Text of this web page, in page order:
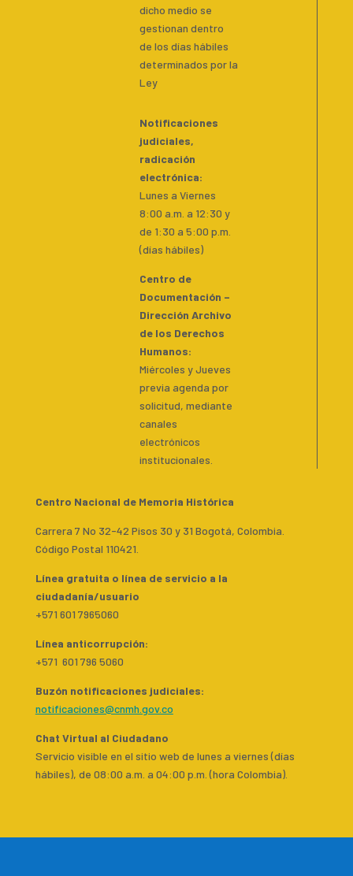
dicho medio se
gestionan dentro
de los días hábiles
determinados por la
Ley
Notificaciones
judiciales,
radicación
electrónica:
Lunes a Viernes
8:00 a.m. a 12:30 y
de 1:30 a 5:00 p.m.
(días hábiles)
Centro de
Documentación –
Dirección Archivo
de los Derechos
Humanos:
Miércoles y Jueves
previa agenda por
solicitud, mediante
canales
electrónicos
institucionales.
Centro Nacional de Memoria Histórica
Carrera 7 No 32-42 Pisos 30 y 31 Bogotá, Colombia.
Código Postal 110421.
Línea gratuita o línea de servicio a la
ciudadanía/usuario
+571 601 7965060
Línea anticorrupción:
+571 601 796 5060
Buzón notificaciones judiciales:
notificaciones@cnmh.gov.co
Chat Virtual al Ciudadano
Servicio visible en el sitio web de lunes a viernes (días
hábiles), de 08:00 a.m. a 04:00 p.m. (hora Colombia).